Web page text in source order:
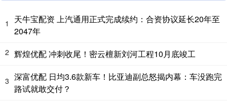
1
天牛宝配资 上汽通用正式完成续约：合资协议延长20年至
2047年
2 辉煌优配 冲刺收尾！密云檀新刘河工程10月底竣工
3 深富优配 日均3.6款新车！比亚迪副总怒揭内幕：车没跑完
路试就敢交付？